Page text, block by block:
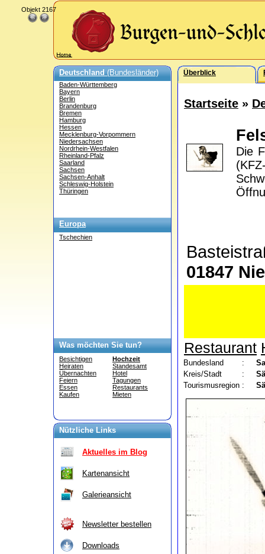
Deutschland(Bundesländer)
Baden-Württemberg
Bayern
Berlin
Brandenburg
Bremen
Hamburg
Hessen
Mecklenburg-Vorpommern
Niedersachsen
Nordrhein-Westfalen
Rheinland-Pfalz
Saarland
Sachsen
Sachsen-Anhalt
Schleswig-Holstein
Thüringen
Europa
Tschechien
Was möchten Sie tun?
Besichtigen
Heiraten
Übernachten
Feiern
Essen
Kaufen
Hochzeit
Standesamt
Hotel
Tagungen
Restaurants
Mieten
Nützliche Links
Aktuelles im Blog
Kartenansicht
Galerieansicht
Newsletter bestellen
Downloads
Überblick
Startseite »
Die
01847
Restaurant
Bundesland :
Kreis/Stadt
:
Tourismusregion :
Objekt 2167